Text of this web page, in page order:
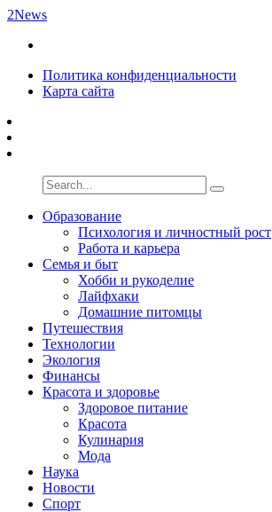
2News
Политика конфиденциальности
Карта сайта
Образование
Психология и личностный рост
Работа и карьера
Семья и быт
Хобби и рукоделие
Лайфхаки
Домашние питомцы
Путешествия
Технологии
Экология
Финансы
Красота и здоровье
Здоровое питание
Красота
Кулинария
Мода
Наука
Новости
Спорт